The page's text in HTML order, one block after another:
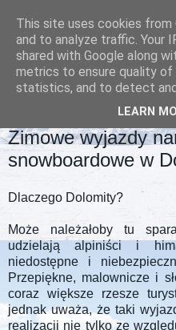
PIĄTEK, 6 LISTOPADA 2015
Zimowe wyjazdy
snowboardowe w
Dlaczego Dolomity?
Może należałoby tu
udzielają alpiniści i
niedostępne i
Przepiękne, malownicze i
coraz większe rzesze
jednak uważa, że taki
realizacji nie tylko ze
This site uses cookies
and to analyze traffic. Your
shared with Google along
metrics to ensure quality of
statistics, and to detect
LEARN